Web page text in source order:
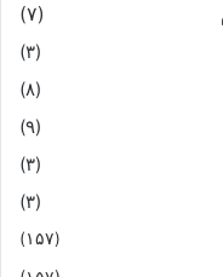
(۷)
(۳)
(۸)
(۹)
(۳)
(۳)
(۱۵۷)